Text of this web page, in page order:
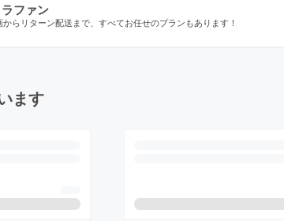
ファン
らリターン配送まで、すべてお任せのプランもあります！
ます